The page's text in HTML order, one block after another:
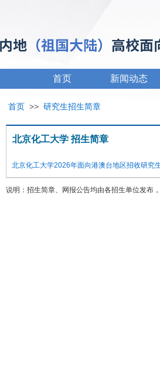
首页 新闻动态
首页 >> 研究生招生简章
北京化工大学 招生简章
北京化工大学2026年面向港澳台地区招收研究
说明：招生简章、网报公告均由各招生单位发布